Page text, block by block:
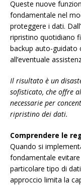
Queste nuove
fondamentale nel
proteggere i dati.
ripristino quotidiano
backup auto-guidato
all’eventuale
Il risultato è un
sofisticato, che offre
necessarie per
ripristino dei dati.
Comprendere le
Quando si
fondamentale
particolare tipo di
approccio limita la